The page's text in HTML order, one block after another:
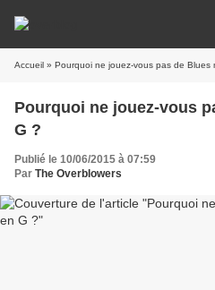
Accueil » Pourquoi ne jouez-vous pas de Blues
Pourquoi ne jouez-vous
G ?
Publié le 10/06/2015 à 07:59
Par The Overblowers